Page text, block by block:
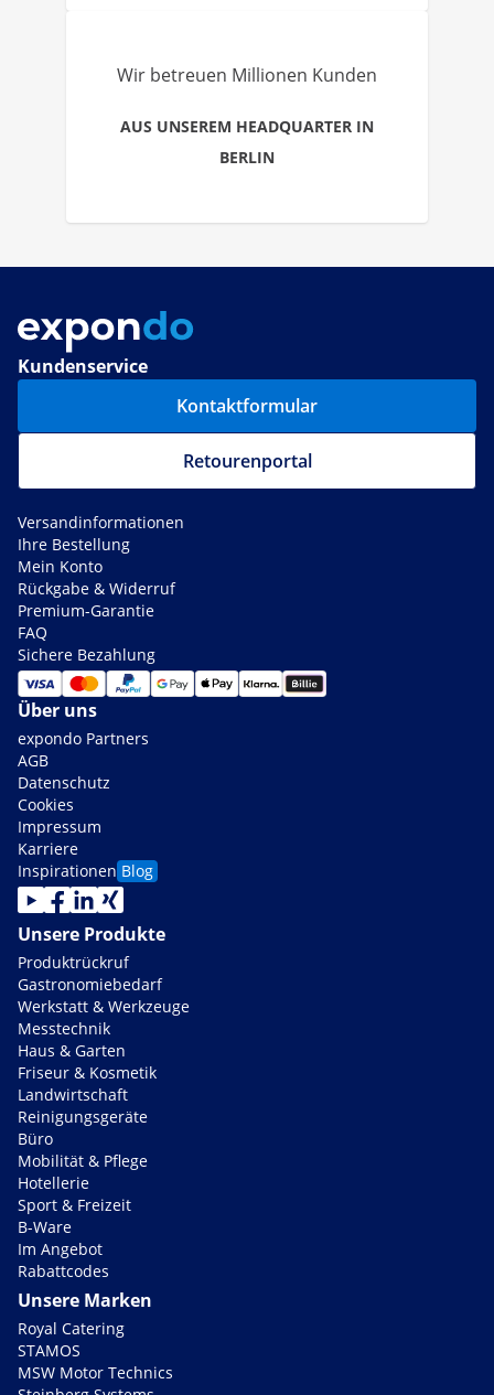
Wir betreuen Millionen Kunden
AUS UNSEREM HEADQUARTER IN
BERLIN
Kundenservice
Kontaktformular
Retourenportal
Versandinformationen
Ihre Bestellung
Mein Konto
Rückgabe & Widerruf
Premium-Garantie
FAQ
Sichere Bezahlung
Über uns
expondo Partners
AGB
Datenschutz
Cookies
Impressum
Karriere
Inspirationen Blog
Unsere Produkte
Produktrückruf
Gastronomiebedarf
Werkstatt & Werkzeuge
Messtechnik
Haus & Garten
Friseur & Kosmetik
Landwirtschaft
Reinigungsgeräte
Büro
Mobilität & Pflege
Hotellerie
Sport & Freizeit
B-Ware
Im Angebot
Rabattcodes
Unsere Marken
Royal Catering
STAMOS
MSW Motor Technics